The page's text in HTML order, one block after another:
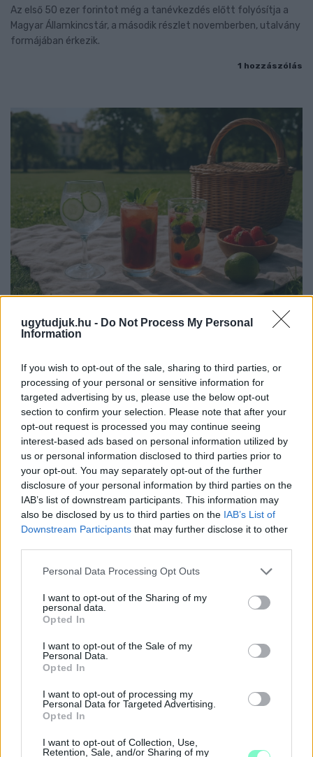
ugytudjuk.hu - Do Not Process My Personal
Information
If you wish to opt-out of the sale, sharing to third parties, or
processing of your personal or sensitive information for
targeted advertising by us, please use the below opt-out
section to confirm your selection. Please note that after your
opt-out request is processed you may continue seeing
interest-based ads based on personal information utilized by
us or personal information disclosed to third parties prior to
your opt-out. You may separately opt-out of the further
disclosure of your personal information by third parties on the
IAB’s list of downstream participants. This information may
also be disclosed by us to third parties on the IAB’s List of
Downstream Participants that may further disclose it to other
Please note that this website/app uses one or more Google
not limited to your visit or usage behaviour. You may click to
grant or deny consent to Google and its third-party tags to
use your data for below specified purposes in below Google
consent section.
Personal Data Processing Opt Outs
I want to opt-out of the Sharing of my
personal data.
Opted In
I want to opt-out of the Sale of my
Personal Data.
Opted In
I want to opt-out of processing my
Personal Data for Targeted Advertising.
Opted In
I want to opt-out of Collection, Use,
Retention, Sale, and/or Sharing of my
Az első 50 ezer forintot még a tanévkezdés előtt folyósítja a
Magyar Államkincstár, a második részlet novemberben, utalvány
formájában érkezik.
1 hozzászólás
PIKNIK ITALOK: ÍZEK ÉS ÉLMÉNYEK A SZABADBAN
Szólj hozzá!
INFLÁCIÓ MAGYARORSZÁGON
Júliusban mindössze 1,2 százalékkal emelkedtek éves
már csökkent.